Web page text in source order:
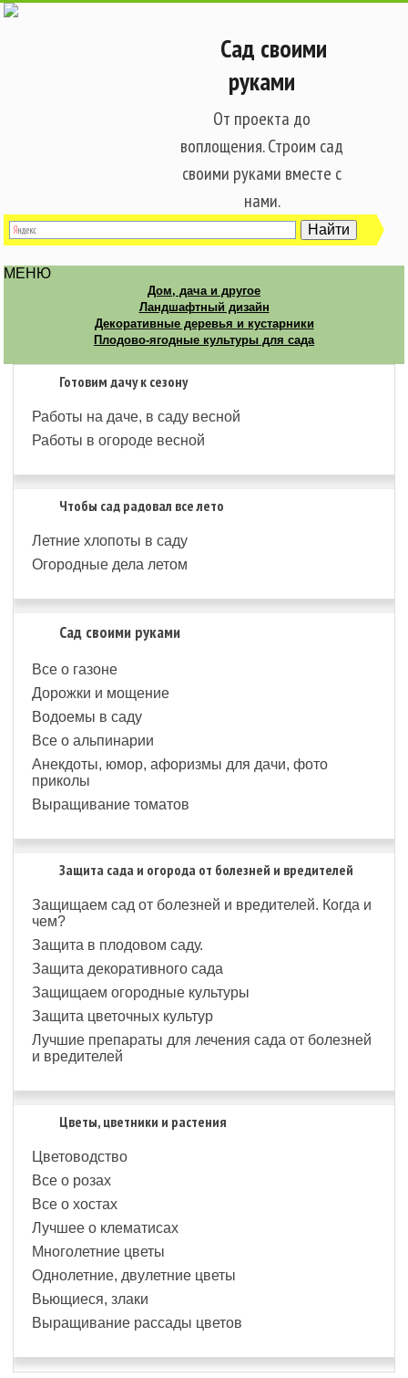
Сад своими
руками
От проекта до
воплощения. Строим сад
своими руками вместе с
нами.
МЕНЮ
Дом, дача и другое
Ландшафтный дизайн
Декоративные деревья и кустарники
Плодово-ягодные культуры для сада
Готовим дачу к сезону
Работы на даче, в саду весной
Работы в огороде весной
Чтобы сад радовал все лето
Летние хлопоты в саду
Огородные дела летом
Сад своими руками
Все о газоне
Дорожки и мощение
Водоемы в саду
Все о альпинарии
Анекдоты, юмор, афоризмы для дачи, фото
приколы
Выращивание томатов
Защита сада и огорода от болезней и вредителей
Защищаем сад от болезней и вредителей. Когда и
чем?
Защита в плодовом саду.
Защита декоративного сада
Защищаем огородные культуры
Защита цветочных культур
Лучшие препараты для лечения сада от болезней
и вредителей
Цветы, цветники и растения
Цветоводство
Все о розах
Все о хостах
Лучшее о клематисах
Многолетние цветы
Однолетние, двулетние цветы
Вьющиеся, злаки
Выращивание рассады цветов